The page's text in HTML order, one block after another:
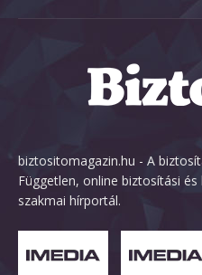
biztositomagazin.hu - A
Független, online biztosítási
szakmai hírportál.